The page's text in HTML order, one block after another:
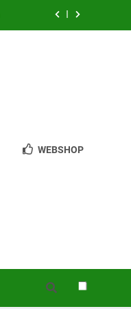
WEBSHOP